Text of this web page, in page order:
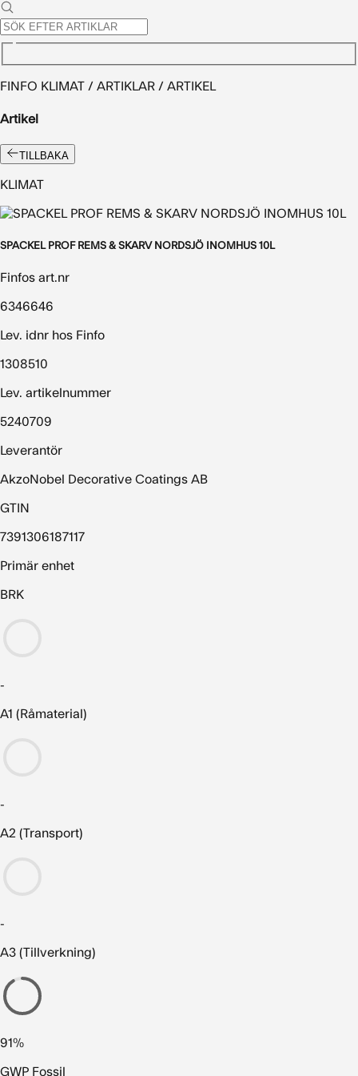
FINFO KLIMAT / ARTIKLAR / ARTIKEL
Artikel
TILLBAKA
KLIMAT
SPACKEL PROF REMS & SKARV NORDSJÖ INOMHUS 10L
Finfos art.nr
6346646
Lev. idnr hos Finfo
1308510
Lev. artikelnummer
5240709
Leverantör
AkzoNobel Decorative Coatings AB
GTIN
7391306187117
Primär enhet
BRK
-
A1 (Råmaterial)
-
A2 (Transport)
-
A3 (Tillverkning)
91%
GWP Fossil